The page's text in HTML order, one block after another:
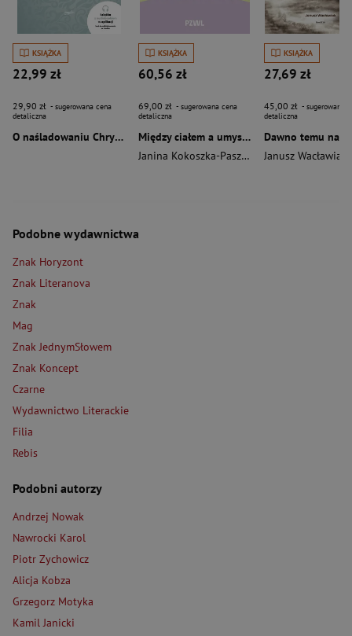
KSIĄŻKA
22,99 zł
29,90 zł - sugerowana cena
detaliczna
O naśladowaniu Chrystusa wyd. 2026
KSIĄŻKA
60,56 zł
69,00 zł - sugerowana cena
detaliczna
Między ciałem a umysłem
Janina Kokoszka-Paszkot
Piotr Wierzbiński
KSIĄŻKA
27,69 zł
45,00 zł - sugerowana
detaliczna
Janusz Wacławiak
Podobne wydawnictwa
Znak Horyzont
Znak Literanova
Znak
Mag
Znak JednymSłowem
Znak Koncept
Czarne
Wydawnictwo Literackie
Filia
Rebis
Podobni autorzy
Andrzej Nowak
Nawrocki Karol
Piotr Zychowicz
Alicja Kobza
Grzegorz Motyka
Kamil Janicki